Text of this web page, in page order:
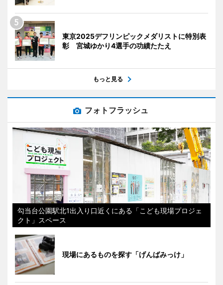
東京2025デフリンピックメダリストに特別表
彰 宮城ゆかり4選手の功績たたえ
もっと見る
フォトフラッシュ
勾当台公園駅北1出入り口近くにある「こども現場プロジェ
クト」スペース
現場にあるものを探す「げんばみっけ」